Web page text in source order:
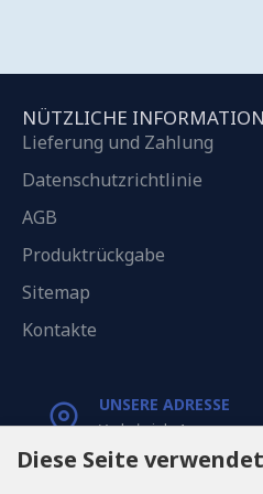
NÜTZLICHE
Lieferung und Zahlung
Datenschutzrichtlinie
AGB
Produktrückgabe
Sitemap
Kontakte
UNSERE ADRESSE
Varkaļu iela 1,
Riga, Latvia, LV1067
Diese Seite